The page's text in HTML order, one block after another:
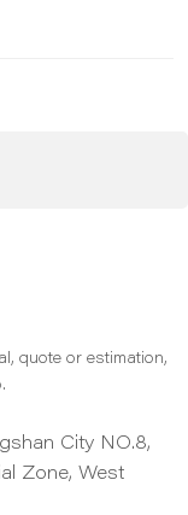
quote or estimation,
City NO.8,
Zone, West